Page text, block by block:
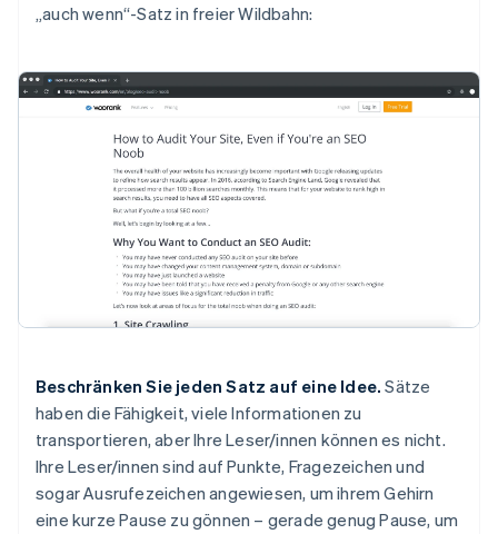
„auch wenn“-Satz in freier Wildbahn:
Beschränken Sie jeden Satz auf eine Idee. Sätze
haben die Fähigkeit, viele Informationen zu
transportieren, aber Ihre Leser/innen können es nicht.
Ihre Leser/innen sind auf Punkte, Fragezeichen und
sogar Ausrufezeichen angewiesen, um ihrem Gehirn
eine kurze Pause zu gönnen – gerade genug Pause, um